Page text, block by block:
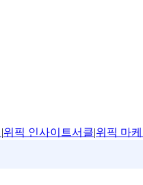
|위픽 인사이트서클|위픽 마케